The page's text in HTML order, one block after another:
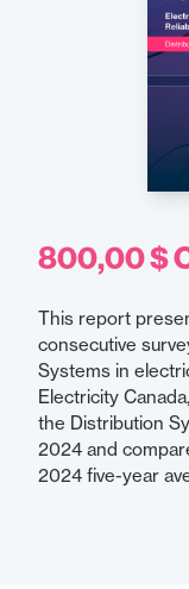
800,00 $
This report
consecutive
Systems in
Electricity
the Distribution
2024 and
2024 five-year